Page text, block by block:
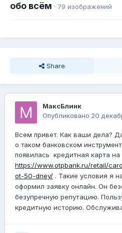
обо всём · 79 изображений
Share
МаксБлинк
Опубликовано 20
Всем привет. Как ваши дела?
о таком банковском
появилась кредитная карта
https://www.otpbank.ru/retail/
ot-50-dney/ . Такие условия я
оформил заявку онлайн. Он
безупречную репутацию.
кредитную историю.